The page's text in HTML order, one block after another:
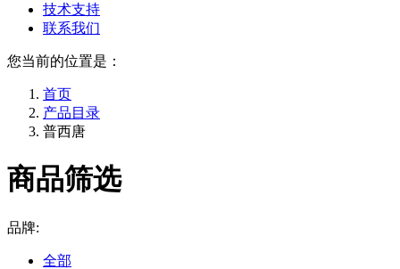
技术支持
联系我们
您当前的位置是：
首页
产品目录
普西唐
商品筛选
品牌:
全部